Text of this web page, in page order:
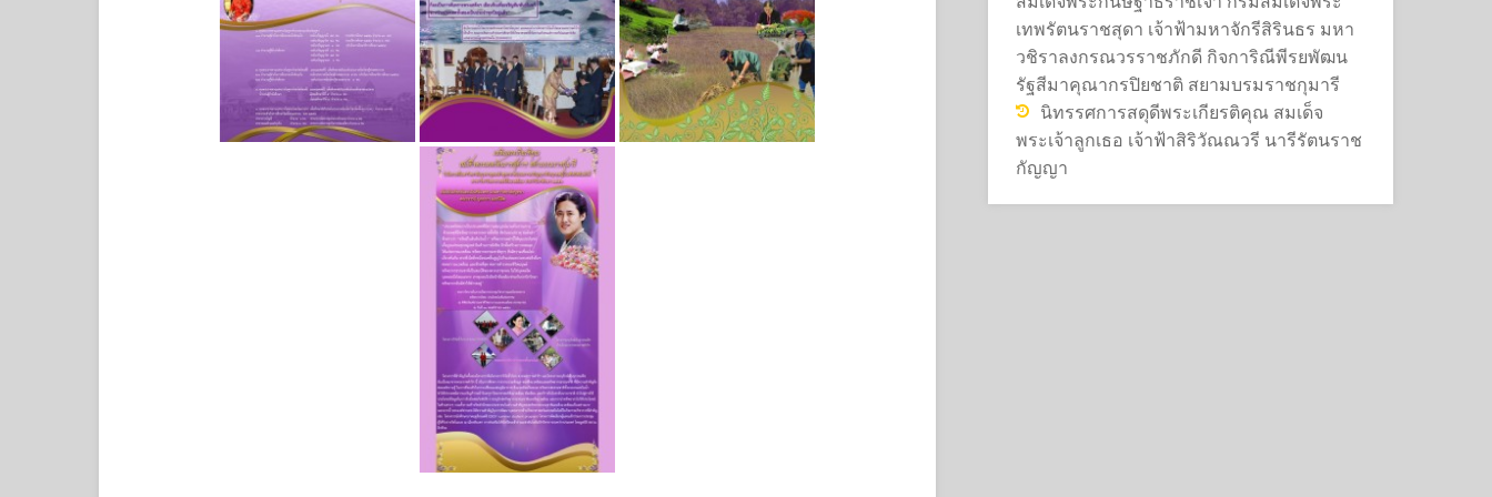
เทพรัตนราชสุดา เจ้าฟ้ามหาจักรีสิรินธร มหา
วชิราลงกรณวรราชภักดี กิจการิณีพีรยพัฒน
รัฐสีมาคุณากรปิยชาติ สยามบรมราชกุมารี
นิทรรศการสดุดีพระเกียรติคุณ สมเด็จ
พระเจ้าลูกเธอ เจ้าฟ้าสิริวัณณวรี นารีรัตนราช
กัญญา